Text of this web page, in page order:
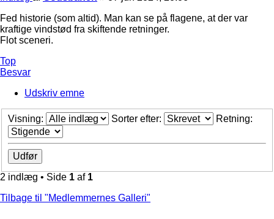
Fed historie (som altid). Man kan se på flagene, at der var
kraftige vindstød fra skiftende retninger.
Flot sceneri.
Top
Besvar
Udskriv emne
Visning: Sorter efter: Retning:
2 indlæg • Side 1 af 1
Tilbage til "Medlemmernes Galleri"